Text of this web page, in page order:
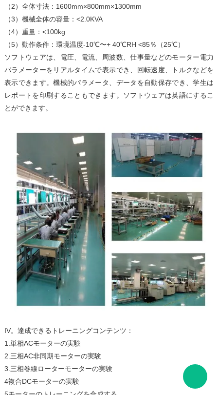
（2）全体寸法：1600mm×800mm×1300mm
（3）機械全体の容量：<2.0KVA
（4）重量：<100kg
（5）動作条件：環境温度-10℃〜+ 40℃RH <85％（25℃）
ソフトウェアは、電圧、電流、周波数、仕事量などのモーター電力
パラメーターをリアルタイムで表示でき、回転速度、トルクなどを
表示できます。機械的パラメータ、データを自動保存でき、学生は
レポートを印刷することもできます。ソフトウェアは英語にするこ
とができます。
IV。達成できるトレーニングコンテンツ：
1.単相ACモーターの実験
2.三相AC非同期モーターの実験
3.三相巻線ローターモーターの実験
4複合DCモーターの実験